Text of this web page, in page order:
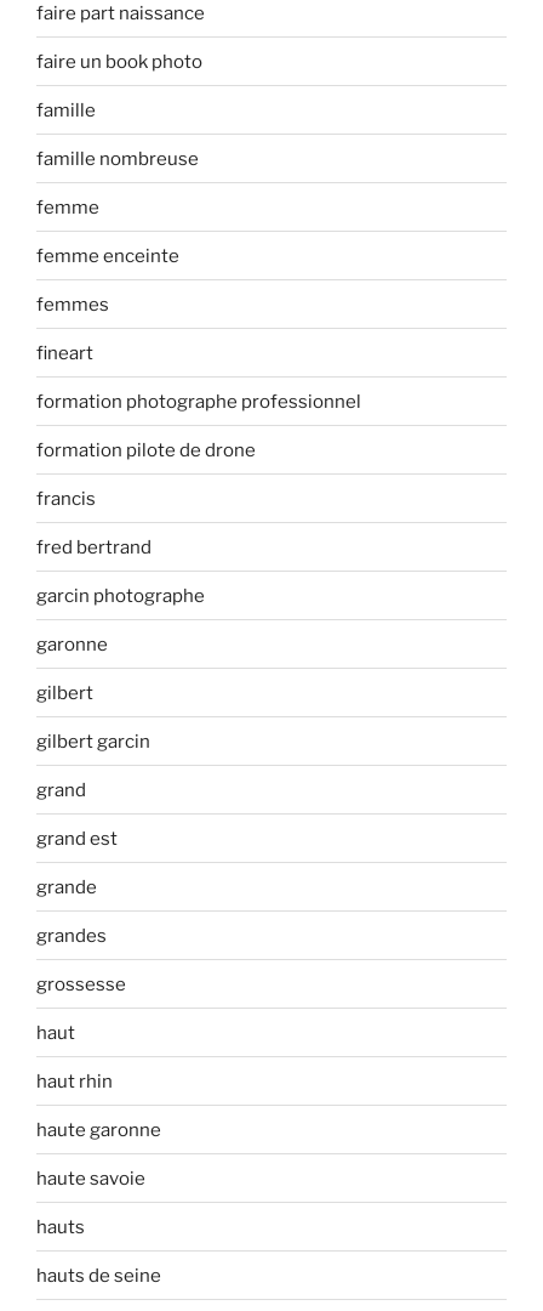
faire part naissance
faire un book photo
famille
famille nombreuse
femme
femme enceinte
femmes
fineart
formation photographe professionnel
formation pilote de drone
francis
fred bertrand
garcin photographe
garonne
gilbert
gilbert garcin
grand
grand est
grande
grandes
grossesse
haut
haut rhin
haute garonne
haute savoie
hauts
hauts de seine